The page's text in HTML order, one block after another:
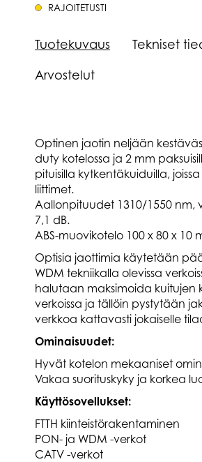
RAJOITETUSTI
Tuotekuvaus
Tekniset
Arvostelut
Optinen jaotin neljään
duty kotelossa ja 2 mm
pituisilla kytkentäkuiduilla,
liittimet.
Aallonpituudet 1310/1550 nm,
7,1 dB.
ABS-muovikotelo 100 x 80 x 10
Optisia jaottimia käytetään
WDM tekniikalla olevissa
halutaan maksimoida kuitujen
verkoissa ja tällöin pystytään
verkkoa kattavasti jokaiselle
Ominaisuudet:
Hyvät kotelon mekaaniset
Vakaa suorituskyky ja korkea
Käyttösovellukset:
FTTH kiinteistörakentaminen
PON- ja WDM -verkot
CATV -verkot